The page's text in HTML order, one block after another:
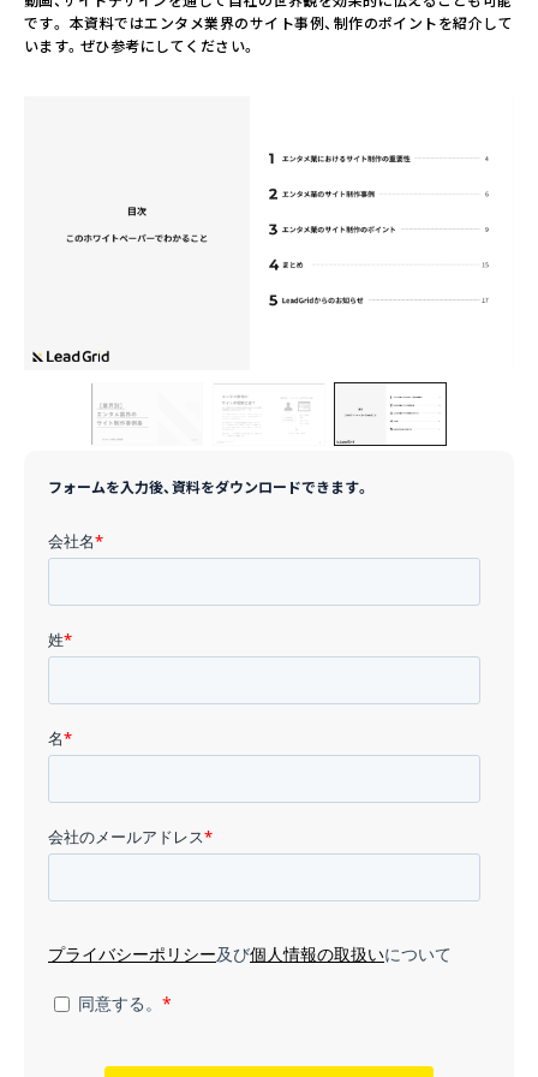
です。 本資料ではエンタメ業界のサイト事例、制作のポイントを紹介して
います。ぜひ参考にしてください。
フォームを入力後、資料をダウンロードできます。